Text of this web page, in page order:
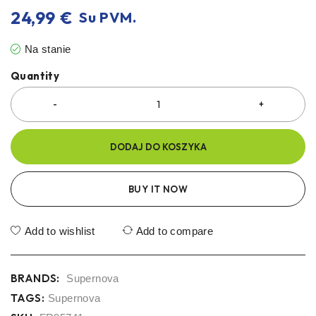
24,99 € Su PVM.
Na stanie
Quantity
DODAJ DO KOSZYKA
BUY IT NOW
Add to wishlist Add to compare
BRANDS: Supernova
TAGS: Supernova